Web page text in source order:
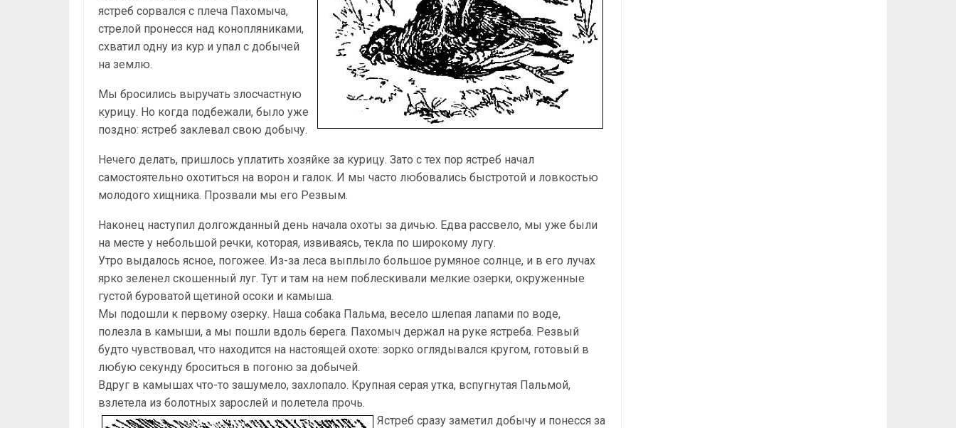
ястреб сорвался с плеча Пахомыча,
стрелой пронесся над конопляниками,
схватил одну из кур и упал с добычей
на землю.
Мы бросились выручать злосчастную
курицу. Но когда подбежали, было уже
поздно: ястреб заклевал свою добычу.
Нечего делать, пришлось уплатить хозяйке за курицу. Зато с тех пор ястреб начал
самостоятельно охотиться на ворон и галок. И мы часто любовались быстротой и ловкостью
молодого хищника. Прозвали мы его Резвым.
Наконец наступил долгожданный день начала охоты за дичью. Едва рассвело, мы уже были
на месте у небольшой речки, которая, извиваясь, текла по широкому лугу.
Утро выдалось ясное, погожее. Из-за леса выплыло большое румяное солнце, и в его лучах
ярко зеленел скошенный луг. Тут и там на нем поблескивали мелкие озерки, окруженные
густой буроватой щетиной осоки и камыша.
Мы подошли к первому озерку. Наша собака Пальма, весело шлепая лапами по воде,
полезла в камыши, а мы пошли вдоль берега. Пахомыч держал на руке ястреба. Резвый
будто чувствовал, что находится на настоящей охоте: зорко оглядывался кругом, готовый в
любую секунду броситься в погоню за добычей.
Вдруг в камышах что-то зашумело, захлопало. Крупная серая утка, вспугнутая Пальмой,
взлетела из болотных зарослей и полетела прочь.
Ястреб сразу заметил добычу и понесся за